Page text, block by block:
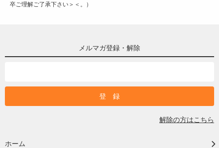
卒ご理解ご了承下さい＞＜。）
メルマガ登録・解除
解除の方はこちら
ホーム